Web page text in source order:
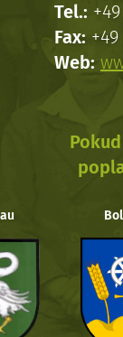
Tel.:
Fax:
Web: